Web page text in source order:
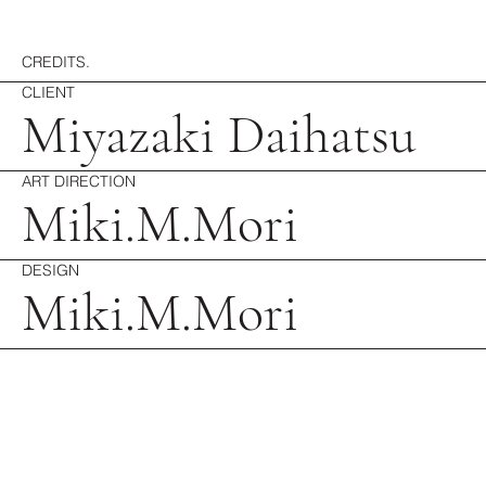
CREDITS.
CLIENT
Miyazaki Daihatsu
ART DIRECTION
Miki.M.Mori
DESIGN
Miki.M.Mori